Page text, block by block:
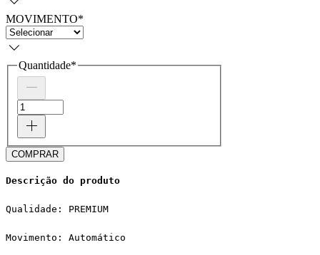
MOVIMENTO*
Quantidade*
COMPRAR
Descrição do produto
Qualidade: PREMIUM
Movimento: Automático